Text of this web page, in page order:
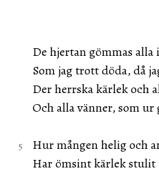
De hjertan gömmas
Som jag trott döda, då
Der herrska kärlek och
Och alla vänner, som ur
Hur mången helig och
Har ömsint kärlek